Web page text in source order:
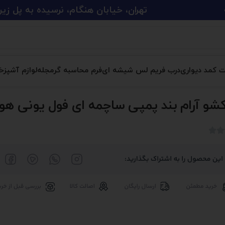
تهران، خیابان هنگام، نرسیده به پل زین الدین،
کمد دیواریدرب فریم لس شیشه ایفرم محاسبه گرمجلهلوازم
آرام بند پمپی ساچمه ای فول یونی